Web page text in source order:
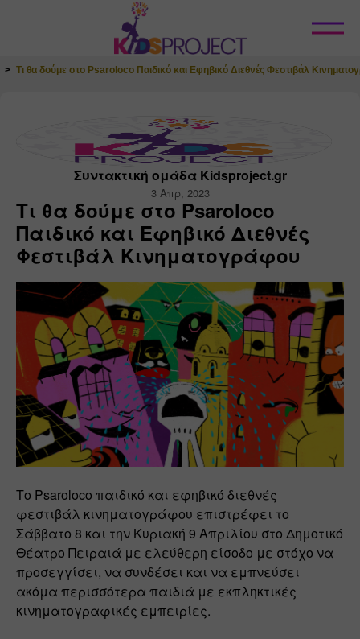
Κλείσιμο
Τι θα δούμε στο Psaroloco Παιδικό και Εφηβικό Διεθνές Φεστιβάλ
Συντακτική ομάδα Kidsproject.gr
3 Απρ, 2023
Τι θα δούμε στο Psaroloco
Παιδικό και Εφηβικό Διεθνές
Φεστιβάλ Κινηματογράφου
Το Psaroloco παιδικό και εφηβικό διεθνές
φεστιβάλ κινηματογράφου επιστρέφει το
Σάββατο 8 και την Κυριακή 9 Απριλίου στο Δημοτικό
Θέατρο Πειραιά με ελεύθερη είσοδο με στόχο να
προσεγγίσει, να συνδέσει και να εμπνεύσει
ακόμα περισσότερα παιδιά με εκπληκτικές
κινηματογραφικές εμπειρίες.